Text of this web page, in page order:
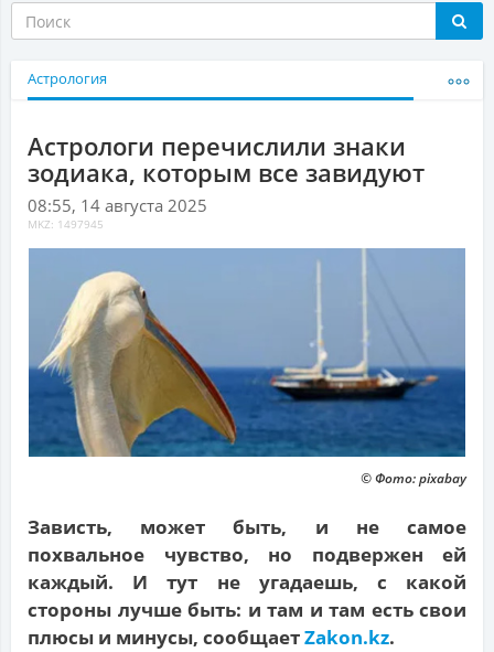
Астрология
Астрологи перечислили знаки
зодиака, которым все завидуют
08:55, 14 августа 2025
MKZ: 1497945
© Фото: pixabay
Зависть, может быть, и не самое
похвальное чувство, но подвержен ей
каждый. И тут не угадаешь, с какой
стороны лучше быть: и там и там есть свои
плюсы и минусы, сообщаетZakon.kz.